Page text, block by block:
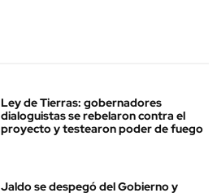
Ley de Tierras: gobernadores
dialoguistas se rebelaron contra el
proyecto y testearon poder de fuego
Jaldo se despegó del Gobierno y